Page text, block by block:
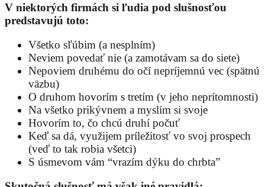
V niektorých firmách si ľudia pod slušnosťou
predstavujú toto:
Všetko sľúbim (a nesplním)
Neviem povedať nie (a zamotávam sa do siete)
Nepoviem druhému do očí nepríjemnú vec (spätnú
väzbu)
O druhom hovorím s tretím (v jeho neprítomnosti)
Na všetko prikývnem a myslím si svoje
Hovorím to, čo chcú druhí počuť
Keď sa dá, využijem príležitosť vo svoj prospech
(veď to tak robia všetci)
S úsmevom vám “vrazím dýku do chrbta”